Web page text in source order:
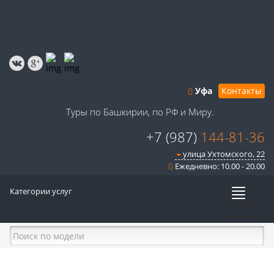
Уфа Контакты
Туры по Башкирии, по РФ и Миру.
+7 (987) 144-81-36
улица Ухтомского, 22
Ежедневно: 10.00 - 20.00
Категории услуг